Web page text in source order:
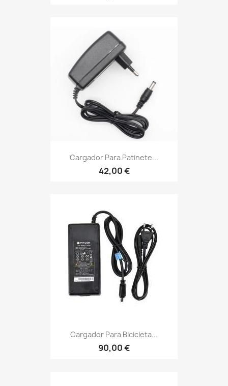
Cargador Para Patinete...
42,00 €
Cargador Para Bicicleta...
90,00 €